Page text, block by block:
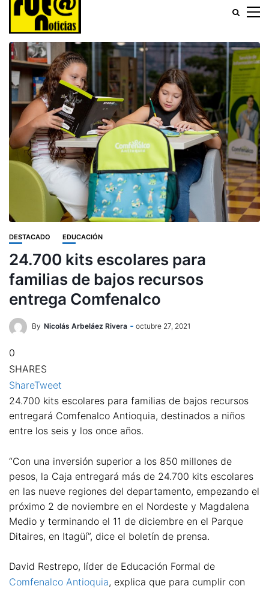
DESTACADO EDUCACIÓN
24.700 kits escolares para
familias de bajos recursos
entrega Comfenalco
By Nicolás Arbeláez Rivera octubre 27, 2021
0
SHARES
ShareTweet
24.700 kits escolares para familias de bajos recursos
entregará Comfenalco Antioquia, destinados a niños
entre los seis y los once años.
“Con una inversión superior a los 850 millones de
pesos, la Caja entregará más de 24.700 kits escolares
en las nueve regiones del departamento, empezando el
próximo 2 de noviembre en el Nordeste y Magdalena
Medio y terminando el 11 de diciembre en el Parque
Ditaires, en Itagüí”, dice el boletín de prensa.
David Restrepo, líder de Educación Formal de
Comfenalco Antioquia, explica que para cumplir con